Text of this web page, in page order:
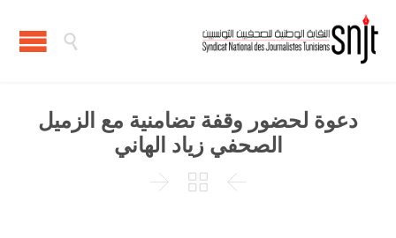

دعوة لحضور وقفة تضامنية مع الزميل
الصحفي زياد الهاني


